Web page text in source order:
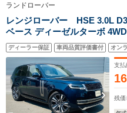
ランドローバー
レンジローバー HSE 3.0L
ベース ディーゼルターボ
レーキキャリパー・電動ゲー
ディーラー保証 車両品質評価書付 オン
支払
残価